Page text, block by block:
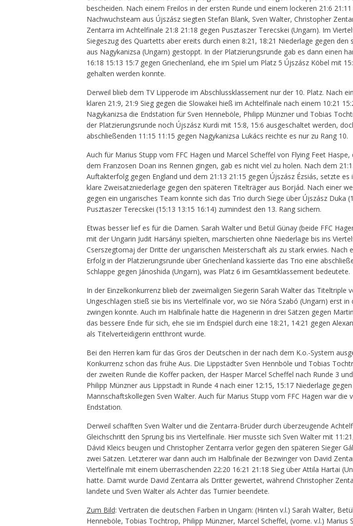
bescheiden. Nach einem Freilos in der ersten Runde und einem lockeren 21:6
Nachwuchsteam aus Újszász siegten Stefan Blank, Sven Walter, Christopher
Zentarra im Achtelfinale 21:8 21:18 gegen Pusztaszer Terecskei (Ungarn). Im
Siegeszug des Quartetts aber ereits durch einen 8:21, 18:21 Niederlage gegen den
aus Nagykanizsa (Ungarn) gestoppt. In der Platzierungsrunde gab es dann einen
16:18 15:13 15:7 gegen Griechenland, ehe im Spiel um Platz 5 Újszász Köbel mit
gehalten werden konnte.
Derweil blieb dem TV Lipperode im Abschlussklassement nur der 10. Platz. Nach
klaren 21:9, 21:9 Sieg gegen die Slowakei hieß im Achtelfinale nach einem 10:21
Nagykanizsa die Endstation für Sven Henneböle, Philipp Münzner und Tobias
der Platzierungsrunde noch Újszász Kurdi mit 15:8, 15:6 ausgeschaltet werden,
abschließenden 11:15 11:15 gegen Nagykanizsa Lukács reichte es nur zu Rang 10.
Auch für Marius Stupp vom FFC Hagen und Marcel Scheffel von Flying Feet
dem Franzosen Doan ins Rennen gingen, gab es nicht viel zu holen. Nach dem
Auftakterfolg gegen England und dem 21:13 21:15 gegen Újszász Ézsiás, setzte es
klare Zweisatzniederlage gegen den späteren Titelträger aus Borjád. Nach einer
gegen ein ungarisches Team konnte sich das Trio durch Siege über Újszász Duka
Pusztaszer Terecskei (15:13 13:15 16:14) zumindest den 13. Rang sichern.
Etwas besser lief es für die Damen. Sarah Walter und Betül Günay (beide FFC
mit der Ungarin Judit Harsányi spielten, marschierten ohne Niederlage bis ins
Cserszegtomaj der Dritte der ungarischen Meisterschaft als zu stark erwies. Nach
Erfolg in der Platzierungsrunde über Griechenland kassierte das Trio eine
Schlappe gegen Jánoshida (Ungarn), was Platz 6 im Gesamtklassement bedeutete.
In der Einzelkonkurrenz blieb der zweimaligen Siegerin Sarah Walter das Titeltriple
Ungeschlagen stieß sie bis ins Viertelfinale vor, wo sie Nóra Szabó (Ungarn) erst in
zwingen konnte. Auch im Halbfinale hatte die Hagenerin in drei Sätzen gegen
das bessere Ende für sich, ehe sie im Endspiel durch eine 18:21, 14:21 gegen
als Titelverteidigerin entthront wurde.
Bei den Herren kam für das Gros der Deutschen in der nach dem K.o.-System
Konkurrenz schon das frühe Aus. Die Lippstädter Sven Hennböle und Tobias
der zweiten Runde die Koffer packen, der Hasper Marcel Scheffel nach Runde 3
Philipp Münzner aus Lippstadt in Runde 4 nach einer 12:15, 15:17 Niederlage
Mannschaftskollegen Sven Walter. Auch für Marius Stupp vom FFC Hagen war die
Endstation.
Derweil schafften Sven Walter und die Zentarra-Brüder durch überzeugende
Gleichschritt den Sprung bis ins Viertelfinale. Hier musste sich Sven Walter mit
Dávid Kleics beugen und Christopher Zentarra verlor gegen den späteren Sieger
zwei Sätzen. Letzterer war dann auch im Halbfinale der Bezwinger von David
Viertelfinale mit einem überraschenden 22:20 16:21 21:18 Sieg über Attila Hartai
hatte. Damit wurde David Zentarra als Dritter gewertet, während Christopher
landete und Sven Walter als Achter das Turnier beendete.
Zum Bild: Vertraten die deutschen Farben in Ungarn: (Hinten v.l.) Sarah Walter,
Henneböle, Tobias Tochtrop, Philipp Münzner, Marcel Scheffel, (vorne. v.l.) Marius